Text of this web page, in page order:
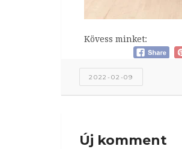
Kövess minket:
2022-02-09
Új komment